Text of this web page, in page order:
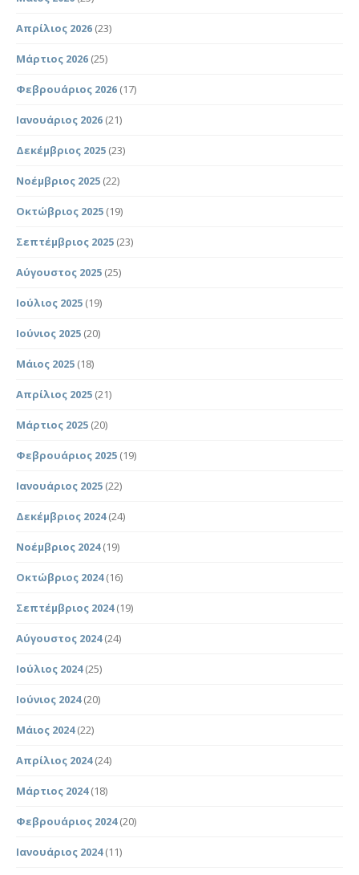
Απρίλιος 2026 (23)
Μάρτιος 2026 (25)
Φεβρουάριος 2026 (17)
Ιανουάριος 2026 (21)
Δεκέμβριος 2025 (23)
Νοέμβριος 2025 (22)
Οκτώβριος 2025 (19)
Σεπτέμβριος 2025 (23)
Αύγουστος 2025 (25)
Ιούλιος 2025 (19)
Ιούνιος 2025 (20)
Μάιος 2025 (18)
Απρίλιος 2025 (21)
Μάρτιος 2025 (20)
Φεβρουάριος 2025 (19)
Ιανουάριος 2025 (22)
Δεκέμβριος 2024(24)
Νοέμβριος 2024(19)
Οκτώβριος 2024(16)
Σεπτέμβριος 2024(19)
Αύγουστος 2024(24)
Ιούλιος 2024(25)
Ιούνιος 2024(20)
Μάιος 2024(22)
Απρίλιος 2024(24)
Μάρτιος 2024(18)
Φεβρουάριος 2024(20)
Ιανουάριος 2024(11)